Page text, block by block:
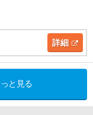
詳細
と見る